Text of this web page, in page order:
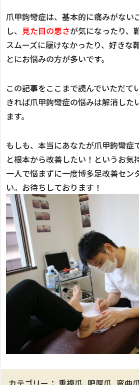
爪甲鉤彎症は、基本的に痛みがない
し、 見た目の悪さが気になったり、
スムーズに履けなかったり、好きな
とにお悩みの方が多いです。
この記事をここまで読んでいただて
きれば爪甲鉤彎症の悩みは解消した
ます。
もしも、本当にあなたが爪甲鉤彎症
と根本から改善したい！というお気
一人で悩まずに一度博多足改善セン
い。お待ちしております！